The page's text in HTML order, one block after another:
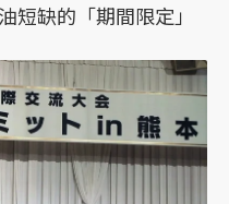
短缺的「期間限定」